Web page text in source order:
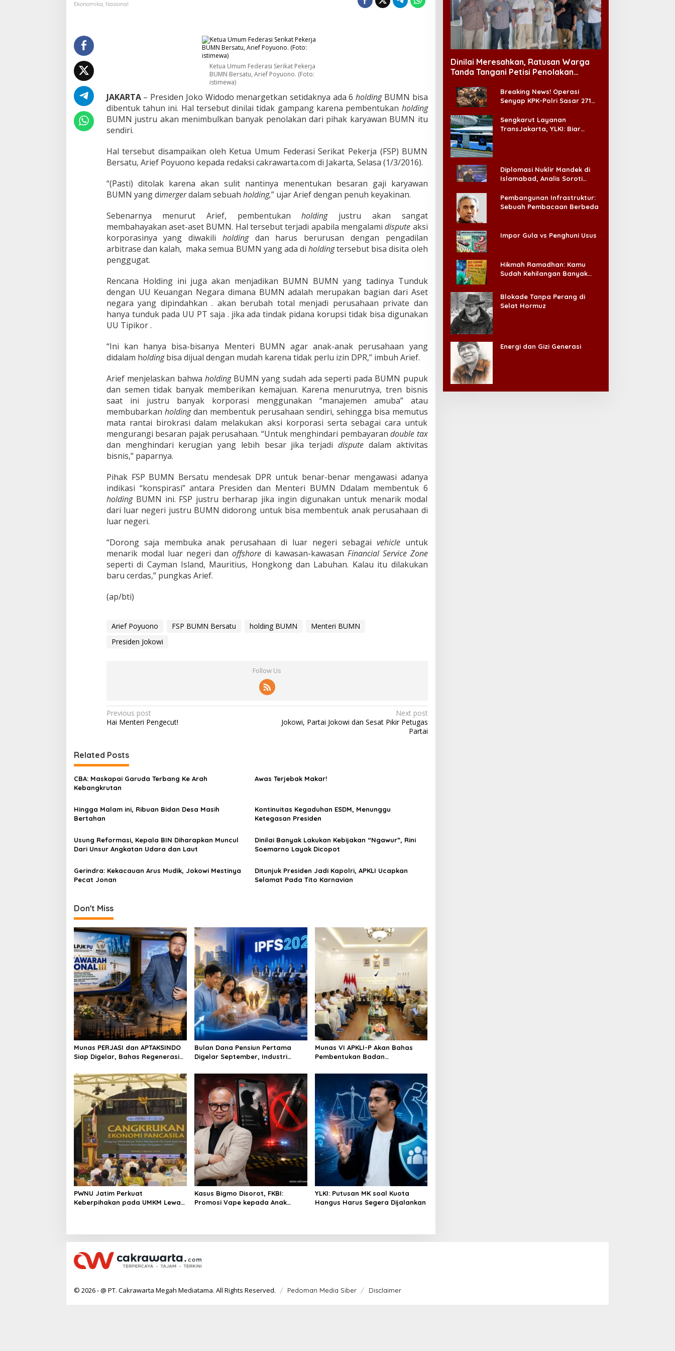
l
d
i
n
U
M
N
H
a
a
U
n
t
b
r
a
l
M
a
h
U
M
N
Ekonomika Nasional
Ketua Umum Federasi Serikat Pekerja
BUMN Bersatu, Arief Poyuono. (Foto:
istimewa)
JAKARTA– Presiden Joko Widodo menargetkan setidaknya ada 6holdingBUMN bisa
dibentuk tahun ini. Hal tersebut dinilai tidak gampang karena pembentukan holding
BUMN justru akan menimbulkan banyak penolakan dari pihak karyawan BUMN itu
sendiri.
Hal tersebut disampaikan oleh Ketua Umum Federasi Serikat Pekerja (FSP) BUMN
Bersatu, Arief Poyuono kepada redaksi cakrawarta.com di Jakarta, Selasa (1/3/2016).
“(Pasti) ditolak karena akan sulit nantinya menentukan besaran gaji karyawan
BUMN yang dimergerdalam sebuah holding,” ujar Arief dengan penuh keyakinan.
Sebenarnya menurut Arief, pembentukanholdingjustru akan sangat
membahayakan aset-aset BUMN. Hal tersebut terjadi apabila mengalamidispute aksi
korporasinya yang diwakili holdingdan harus berurusan dengan pengadilan
arbitrase dan kalah, maka semua BUMN yang ada di holdingtersebut bisa disita oleh
penggugat.
Rencana Holding ini juga akan menjadikan BUMN BUMN yang tadinya Tunduk
dengan UU Keuangan Negara dimana BUMN adalah merupakan bagian dari Aset
negara yang dipindahkan . akan berubah total menjadi perusahaan private dan
hanya tunduk pada UU PT saja . jika ada tindak pidana korupsi tidak bisa digunakan
UU Tipikor .
“Ini kan hanya bisa-bisanya Menteri BUMN agar anak-anak perusahaan yang
didalam holdingbisa dijual dengan mudah karena tidak perlu izin DPR,” imbuh Arief.
Arief menjelaskan bahwa holdingBUMN yang sudah ada seperti pada BUMN pupuk
dan semen tidak banyak memberikan kemajuan. Karena menurutnya, tren bisnis
saat ini justru banyak korporasi menggunakan “manajemen amuba” atau
membubarkan holdingdan membentuk perusahaan sendiri, sehingga bisa memutus
mata rantai birokrasi dalam melakukan aksi korporasi serta sebagai cara untuk
mengurangi besaran pajak perusahaan. “Untuk menghindari pembayarandouble tax
dan menghindari kerugian yang lebih besar jika terjadi disputedalam aktivitas
bisnis,” paparnya.
Pihak FSP BUMN Bersatu mendesak DPR untuk benar-benar mengawasi adanya
indikasi “konspirasi” antara Presiden dan Menteri BUMN Ddalam membentuk 6
holdingBUMN ini. FSP justru berharap jika ingin digunakan untuk menarik modal
dari luar negeri justru BUMN didorong untuk bisa membentuk anak perusahaan di
luar negeri.
“Dorong saja membuka anak perusahaan di luar negeri sebagai vehicleuntuk
menarik modal luar negeri dan offshoredi kawasan-kawasan Financial Service Zone
seperti di Cayman Island, Mauritius, Hongkong dan Labuhan. Kalau itu dilakukan
baru cerdas,” pungkas Arief.
(ap/bti)
Arief Poyuono FSP BUMN Bersatu holding BUMN
Menteri BUMN
Presiden Jokowi
Follow Us
P
o
t
n
a
i
a
t
i
o
Previous post
Hai Menteri Pengecut!
Next post
Jokowi, Partai Jokowi dan Sesat Pikir Petugas
Partai
Related Posts
CBA: Maskapai Garuda Terbang Ke Arah
Kebangkrutan
Awas Terjebak Makar!
Hingga Malam ini, Ribuan Bidan Desa Masih
Bertahan
Kontinuitas Kegaduhan ESDM, Menunggu
Ketegasan Presiden
Usung Reformasi, Kepala BIN Diharapkan Muncul
Dari Unsur Angkatan Udara dan Laut
Dinilai Banyak Lakukan Kebijakan “Ngawur”, Rini
Soemarno Layak Dicopot
Gerindra: Kekacauan Arus Mudik, Jokowi Mestinya
Pecat Jonan
Ditunjuk Presiden Jadi Kapolri, APKLI Ucapkan
Selamat Pada Tito Karnavian
Don't Miss
Munas PERJASI dan APTAKSINDO
Siap Digelar, Bahas Regenerasi
Bulan Dana Pensiun Pertama
Digelar September, Industri
Berkelanjutan
Munas VI APKLI-P Akan Bahas
Pembentukan Badan
Penting Hadapi Bonus Demografi
PWNU Jatim Perkuat
Keberpihakan pada UMKM Lewat
Kasus Bigmo Disorot, FKBI:
Promosi Vape kepada Anak
YLKI: Putusan MK soal Kuota
Hangus Harus Segera Dijalankan
Dinilai Meresahkan, Ratusan Warga
Tanda Tangani Petisi Penolakan
Breaking News! Operasi
Senyap KPK-Polri Sasar 271
Ada ‘Badai Pemeriksaan’
Sengkarut Layanan
TransJakarta, YLKI: Biar
Diplomasi Nuklir Mandek di
Islamabad, Analis Soroti
Pembangunan Infrastruktur:
Sebuah Pembacaan Berbeda
Impor Gula vs Penghuni Usus
Hikmah Ramadhan: Kamu
Sudah Kehilangan Banyak
Blokade Tanpa Perang di
Selat Hormuz
Energi dan Gizi Generasi
© 2026 - @ PT. Cakrawarta Megah Mediatama. All Rights Reserved. Pedoman Media Siber Disclaimer